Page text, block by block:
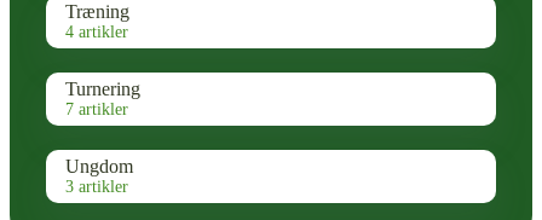
Træning
4 artikler
Turnering
7 artikler
Ungdom
3 artikler